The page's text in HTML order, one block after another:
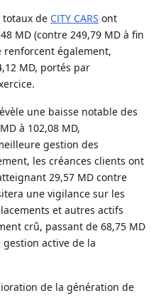
de CITY CARS ont
MD (contre 249,79 MD à fin
renforcent également,
MD, portés par
une baisse notable des
à 102,08 MD,
gestion des
les créances clients ont
29,57 MD contre
une vigilance sur les
et autres actifs
crû, passant de 68,75 MD
active de la
de la génération de